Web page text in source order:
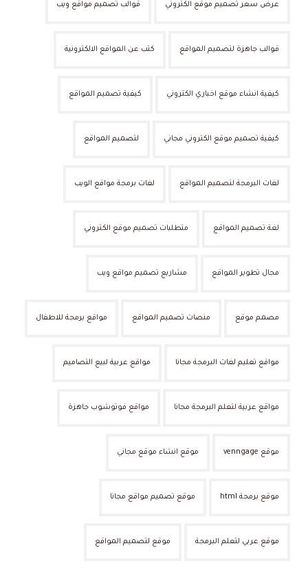
عرض سعر تصميم موقع الكتروني قوالب تصميم مواقع ويب
قوالب جاهزة لتصميم المواقع كتب عن المواقع الالكترونية
كيفية انشاء موقع اخباري الكتروني كيفية تصميم المواقع
كيفية تصميم موقع الكتروني مجاني لتصميم المواقع
لغات البرمجة لتصميم المواقع لغات برمجة مواقع الويب
لغة تصميم المواقع متطلبات تصميم موقع الكتروني
مجال تطوير المواقع مشاريع تصميم مواقع ويب
مصمم موقع منصات تصميم المواقع مواقع برمجة للاطفال
مواقع تعليم لغات البرمجة مجانا مواقع عربية لبيع التصاميم
مواقع عربية لتعلم البرمجة مجانا مواقع فوتوشوب جاهزة
موقع venngage موقع انشاء موقع مجاني
موقع برمجة html موقع تصميم مواقع مجانا
موقع عربي لتعلم البرمجة موقع لتصميم المواقع